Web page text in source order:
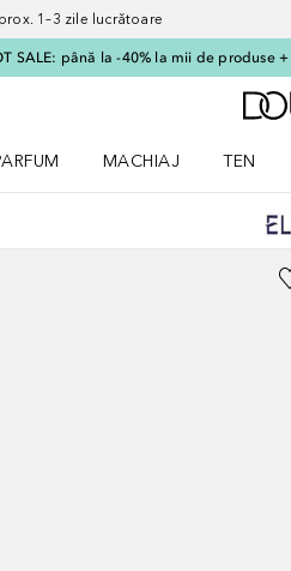
1–3 zile lucrătoare
SALE: până la -40% la mii de produse +
MACHIAJ
TEN